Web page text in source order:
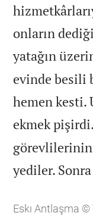
onların
yatağın
evinde besili
hemen kesti.
ekmek pişirdi.
görevlilerinin
yediler.
Eskı Antlaşma